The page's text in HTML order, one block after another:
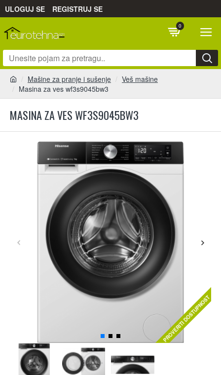
ULOGUJ SE REGISTRUJ SE
0
Mašine za pranje i sušenje
Veš mašine
Masina za ves wf3s9045bw3
MASINA ZA VES WF3S9045BW3
PROVERITI DOSTUPNOST